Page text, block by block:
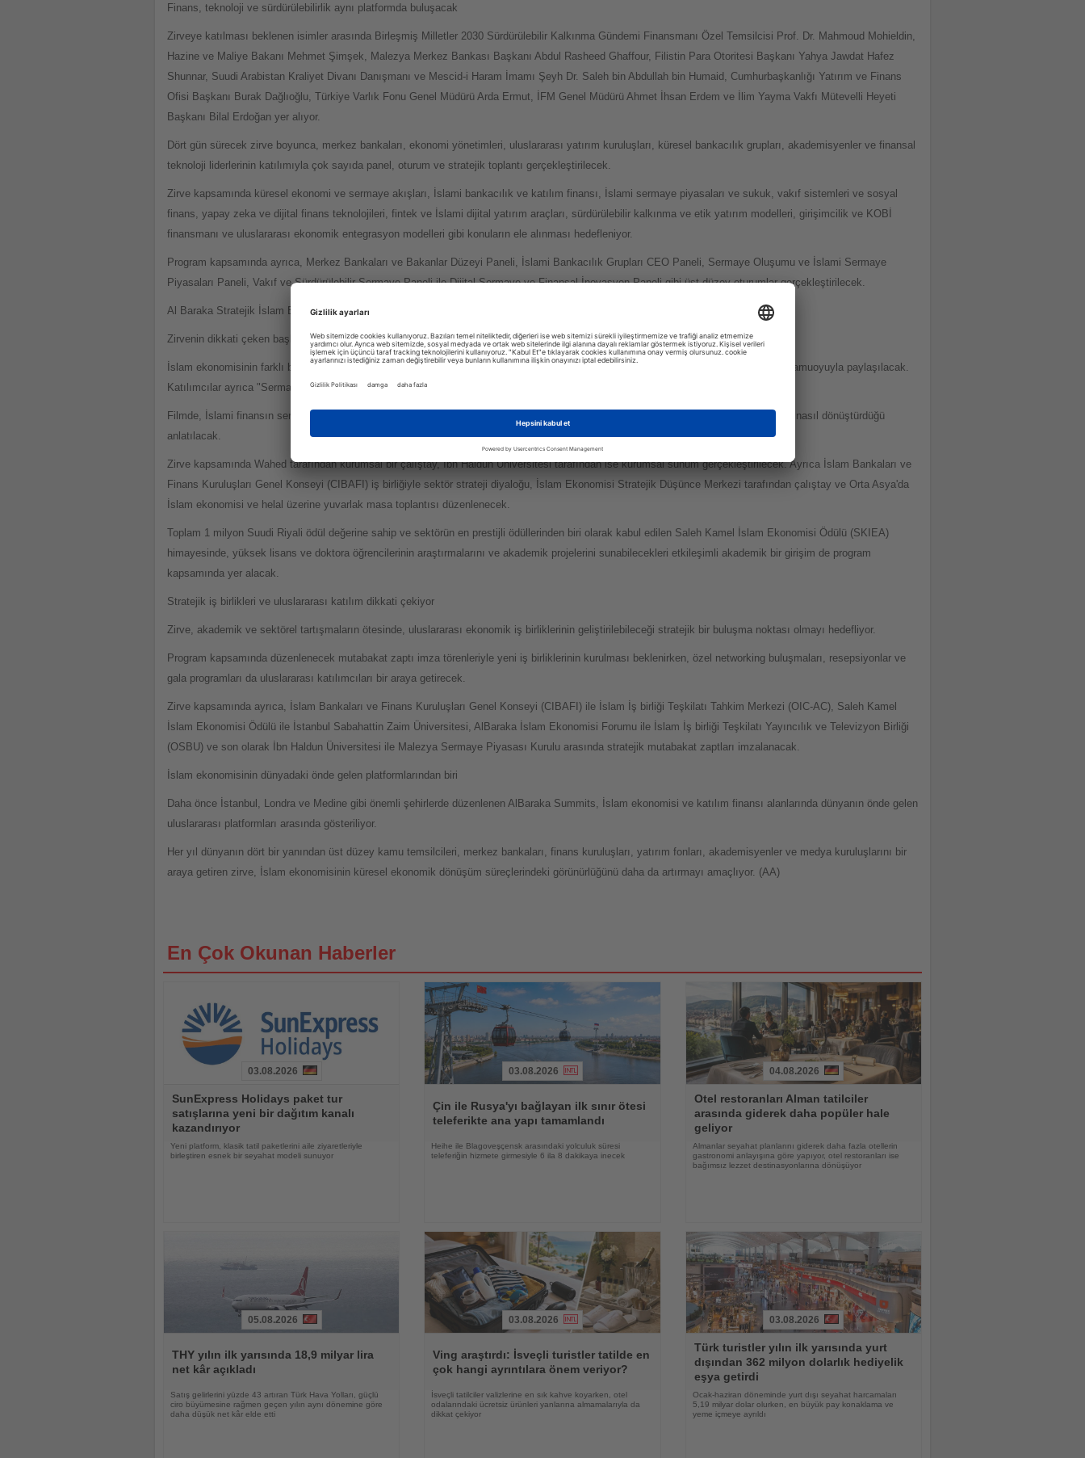
Finans, teknoloji ve sürdürülebilirlik aynı platformda buluşacak
Zirveye katılması beklenen isimler arasında Birleşmiş Milletler 2030 Sürdürülebilir Kalkınma Gündemi Finansmanı Özel Temsilcisi Prof. Dr. Mahmoud Mohieldin,
Hazine ve Maliye Bakanı Mehmet Şimşek, Malezya Merkez Bankası Başkanı Abdul Rasheed Ghaffour, Filistin Para Otoritesi Başkanı Yahya Jawdat Hafez
Shunnar, Suudi Arabistan Kraliyet Divanı Danışmanı ve Mescid-i Haram İmamı Şeyh Dr. Saleh bin Abdullah bin Humaid, Cumhurbaşkanlığı Yatırım ve Finans
Ofisi Başkanı Burak Dağlıoğlu, Türkiye Varlık Fonu Genel Müdürü Arda Ermut, İFM Genel Müdürü Ahmet İhsan Erdem ve İlim Yayma Vakfı Mütevelli Heyeti
Başkanı Bilal Erdoğan yer alıyor.
Dört gün sürecek zirve boyunca, merkez bankaları, ekonomi yönetimleri, uluslararası yatırım kuruluşları, küresel bankacılık grupları, akademisyenler ve finansal
teknoloji liderlerinin katılımıyla çok sayıda panel, oturum ve stratejik toplantı gerçekleştirilecek.
Zirve kapsamında küresel ekonomi ve sermaye akışları, İslami bankacılık ve katılım finansı, İslami sermaye piyasaları ve sukuk, vakıf sistemleri ve sosyal
finans, yapay zeka ve dijital finans teknolojileri, fintek ve İslami dijital yatırım araçları, sürdürülebilir kalkınma ve etik yatırım modelleri, girişimcilik ve KOBİ
finansmanı ve uluslararası ekonomik entegrasyon modelleri gibi konuların ele alınması hedefleniyor.
Program kapsamında ayrıca, Merkez Bankaları ve Bakanlar Düzeyi Paneli, İslami Bankacılık Grupları CEO Paneli, Sermaye Oluşumu ve İslami Sermaye
Piyasaları Paneli, Vakıf ve Sürdürülebilir Sermaye Paneli ile Dijital Sermaye ve Finansal İnovasyon Paneli gibi üst düzey oturumlar gerçekleştirilecek.
Al Baraka Stratejik İslam Ekonomisi Raporu'nun lansmanı da yapılacak
Zirvenin dikkati çeken başlıklarından biri de Al Baraka Stratejik İslam Ekonomisi Raporu'nun lansmanı olacak.
İslam ekonomisinin farklı boyutlarını tek bir bütüncül vizyonda bir araya getiren kapsamlı stratejik referans niteliğindeki rapor, ilk kez kamuoyuyla paylaşılacak.
Katılımcılar ayrıca "Sermaye ne inşa eder?" başlıklı açılış filmini izleme fırsatı bulacak.
Filmde, İslami finansın sermayeyi reel ekonomiyle nasıl buluşturduğu, altyapı, istihdam ve uzun vadeli istikrar üzerinden somut etkiye nasıl dönüştürdüğü
anlatılacak.
Zirve kapsamında Wahed tarafından kurumsal bir çalıştay, İbn Haldun Üniversitesi tarafından ise kurumsal sunum gerçekleştirilecek. Ayrıca İslam Bankaları ve
Finans Kuruluşları Genel Konseyi (CIBAFI) iş birliğiyle sektör strateji diyaloğu, İslam Ekonomisi Stratejik Düşünce Merkezi tarafından çalıştay ve Orta Asya'da
İslam ekonomisi ve helal üzerine yuvarlak masa toplantısı düzenlenecek.
Toplam 1 milyon Suudi Riyali ödül değerine sahip ve sektörün en prestijli ödüllerinden biri olarak kabul edilen Saleh Kamel İslam Ekonomisi Ödülü (SKIEA)
himayesinde, yüksek lisans ve doktora öğrencilerinin araştırmalarını ve akademik projelerini sunabilecekleri etkileşimli akademik bir girişim de program
kapsamında yer alacak.
Stratejik iş birlikleri ve uluslararası katılım dikkati çekiyor
Zirve, akademik ve sektörel tartışmaların ötesinde, uluslararası ekonomik iş birliklerinin geliştirilebileceği stratejik bir buluşma noktası olmayı hedefliyor.
Program kapsamında düzenlenecek mutabakat zaptı imza törenleriyle yeni iş birliklerinin kurulması beklenirken, özel networking buluşmaları, resepsiyonlar ve
gala programları da uluslararası katılımcıları bir araya getirecek.
Zirve kapsamında ayrıca, İslam Bankaları ve Finans Kuruluşları Genel Konseyi (CIBAFI) ile İslam İş birliği Teşkilatı Tahkim Merkezi (OIC-AC), Saleh Kamel
İslam Ekonomisi Ödülü ile İstanbul Sabahattin Zaim Üniversitesi, AlBaraka İslam Ekonomisi Forumu ile İslam İş birliği Teşkilatı Yayıncılık ve Televizyon Birliği
(OSBU) ve son olarak İbn Haldun Üniversitesi ile Malezya Sermaye Piyasası Kurulu arasında stratejik mutabakat zaptları imzalanacak.
İslam ekonomisinin dünyadaki önde gelen platformlarından biri
Daha önce İstanbul, Londra ve Medine gibi önemli şehirlerde düzenlenen AlBaraka Summits, İslam ekonomisi ve katılım finansı alanlarında dünyanın önde gelen
uluslararası platformları arasında gösteriliyor.
Her yıl dünyanın dört bir yanından üst düzey kamu temsilcileri, merkez bankaları, finans kuruluşları, yatırım fonları, akademisyenler ve medya kuruluşlarını bir
araya getiren zirve, İslam ekonomisinin küresel ekonomik dönüşüm süreçlerindeki görünürlüğünü daha da artırmayı amaçlıyor. (AA)
En Çok Okunan Haberler
Oku
03.08.2026
SunExpress Holidays paket tur
satışlarına yeni bir dağıtım kanalı
kazandırıyor
Yeni platform, klasik tatil paketlerini aile ziyaretleriyle
birleştiren esnek bir seyahat modeli sunuyor
Oku
03.08.2026
Çin ile Rusya'yı bağlayan ilk sınır ötesi
teleferikte ana yapı tamamlandı
Heihe ile Blagoveşçensk arasındaki yolculuk süresi
teleferiğin hizmete girmesiyle 6 ila 8 dakikaya inecek
Oku
04.08.2026
Otel restoranları Alman tatilciler
arasında giderek daha popüler hale
geliyor
Almanlar seyahat planlarını giderek daha fazla otellerin
gastronomi anlayışına göre yapıyor, otel restoranları ise
bağımsız lezzet destinasyonlarına dönüşüyor
Oku
05.08.2026
THY yılın ilk yarısında 18,9 milyar lira
net kâr açıkladı
Satış gelirlerini yüzde 43 artıran Türk Hava Yolları, güçlü
ciro büyümesine rağmen geçen yılın aynı dönemine göre
daha düşük net kâr elde etti
Oku
03.08.2026
Ving araştırdı: İsveçli turistler tatilde en
çok hangi ayrıntılara önem veriyor?
İsveçli tatilciler valizlerine en sık kahve koyarken, otel
odalarındaki ücretsiz ürünleri yanlarına almamalarıyla da
dikkat çekiyor
Oku
03.08.2026
Türk turistler yılın ilk yarısında yurt
dışından 362 milyon dolarlık hediyelik
eşya getirdi
Ocak-haziran döneminde yurt dışı seyahat harcamaları
5,19 milyar dolar olurken, en büyük pay konaklama ve
yeme içmeye ayrıldı